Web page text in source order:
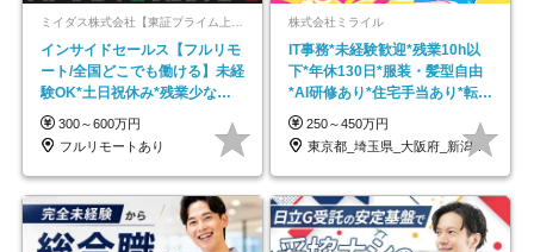
インサイドセールス【フルリモ
ート/全国どこでも働ける】未経
験OK*土日祝休み*残業少なめ*
在宅勤務手当あり
300～600万円
フルリモートあり
株式会社ミライル
IT事務*未経験歓迎*残業10h以
下*年休130日*服装・髪型自由
*AI研修あり*住宅手当あり*転勤
なし
250～450万円
東京都_埼玉県_大阪府_新潟県_福岡県